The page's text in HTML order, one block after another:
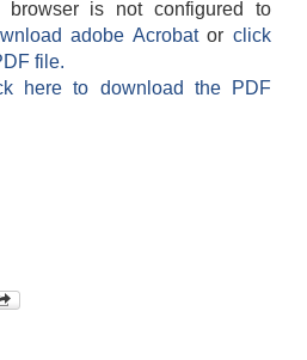
browser is not configured to
adobe Acrobatorclick
file.
here to download the PDF